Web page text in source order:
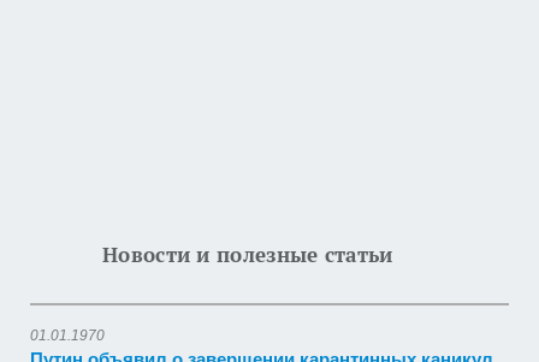
Новости и полезные статьи
01.01.1970